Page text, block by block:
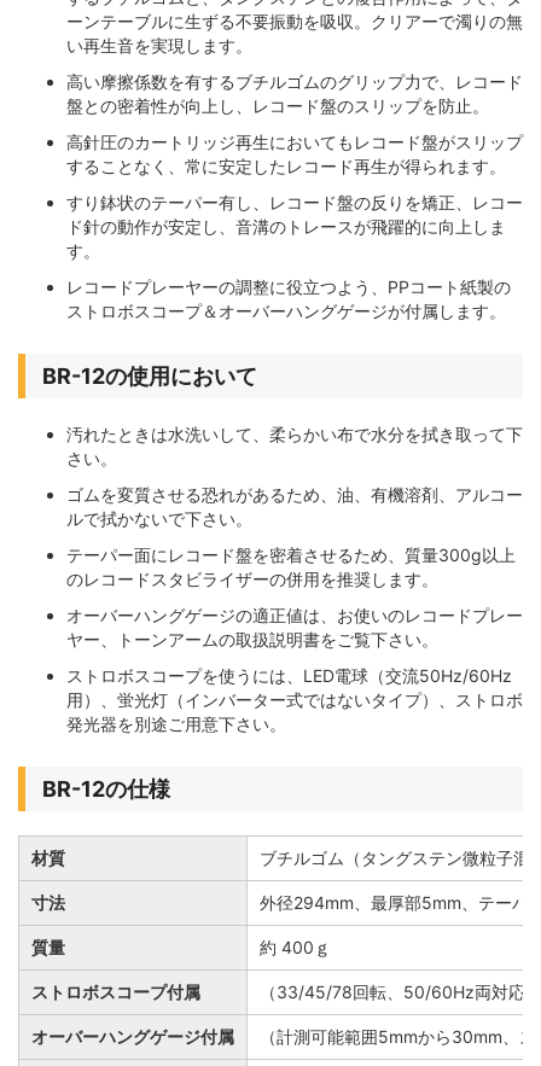
ーンテーブルに生ずる不要振動を吸収。クリアーで濁りの無
い再生音を実現します。
高い摩擦係数を有するブチルゴムのグリップ力で、レコード
盤との密着性が向上し、レコード盤のスリップを防止。
高針圧のカートリッジ再生においてもレコード盤がスリップ
することなく、常に安定したレコード再生が得られます。
すり鉢状のテーパー有し、レコード盤の反りを矯正、レコー
ド針の動作が安定し、音溝のトレースが飛躍的に向上しま
す。
レコードプレーヤーの調整に役立つよう、PPコート紙製の
ストロボスコープ＆オーバーハングゲージが付属します。
BR-12の使用において
汚れたときは水洗いして、柔らかい布で水分を拭き取って下
さい。
ゴムを変質させる恐れがあるため、油、有機溶剤、アルコー
ルで拭かないで下さい。
テーパー面にレコード盤を密着させるため、質量300g以上
のレコードスタビライザーの併用を推奨します。
オーバーハングゲージの適正値は、お使いのレコードプレー
ヤー、トーンアームの取扱説明書をご覧下さい。
ストロボスコープを使うには、LED電球（交流50Hz/60Hz
用）、蛍光灯（インバーター式ではないタイプ）、ストロボ
発光器を別途ご用意下さい。
BR-12の仕様
材質 ブチルゴム（タングステン微粒子混
寸法 外径294mm、最厚部5mm、テーパ
質量 約 400ｇ
ストロボスコープ付属 （33/45/78回転、50/60Hz両対応
オーバーハングゲージ付属 （計測可能範囲5mmから30mm、